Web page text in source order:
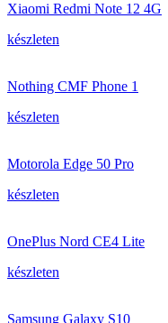
Xiaomi Redmi Note 12 4G
készleten
Nothing CMF Phone 1
készleten
Motorola Edge 50 Pro
készleten
OnePlus Nord CE4 Lite
készleten
Samsung Galaxy S10